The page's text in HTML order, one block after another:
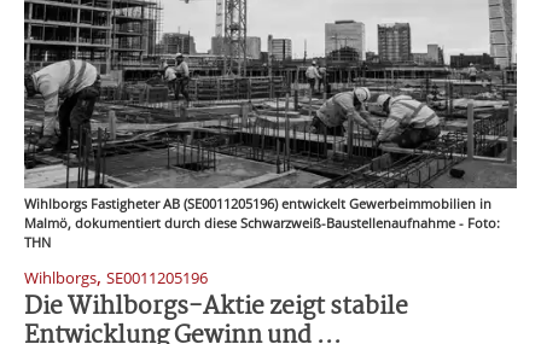
Wihlborgs Fastigheter AB (SE0011205196) entwickelt Gewerbeimmobilien in
Malmö, dokumentiert durch diese Schwarzweiß-Baustellenaufnahme - Foto:
THN
Wihlborgs, SE0011205196
Die Wihlborgs-Aktie zeigt stabile